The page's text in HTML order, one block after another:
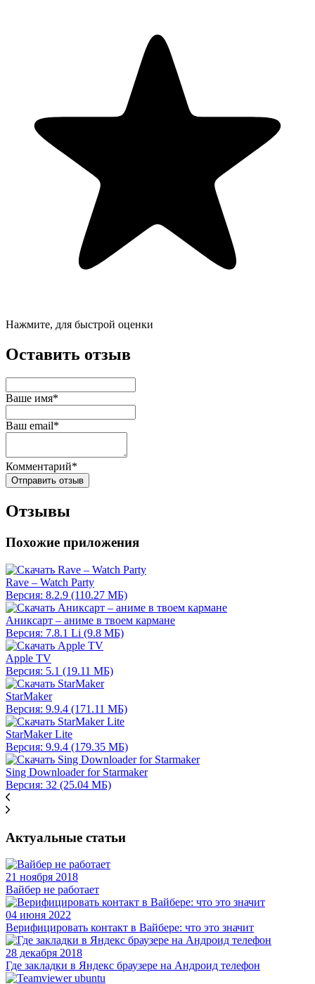
Нажмите, для быстрой оценки
Оставить отзыв
Ваше имя*
Ваш email*
Комментарий*
Отправить отзыв
Отзывы
Похожие приложения
Rave – Watch Party
Версия: 8.2.9 (110.27 МБ)
Аниксарт – аниме в твоем кармане
Версия: 7.8.1 Li (9.8 МБ)
Apple TV
Версия: 5.1 (19.11 МБ)
StarMaker
Версия: 9.9.4 (171.11 МБ)
StarMaker Lite
Версия: 9.9.4 (179.35 МБ)
Sing Downloader for Starmaker
Версия: 32 (25.04 МБ)
Актуальные статьи
21 ноября 2018
Вайбер не работает
04 июня 2022
Верифицировать контакт в Вайбере: что это значит
28 декабря 2018
Где закладки в Яндекс браузере на Андроид телефон